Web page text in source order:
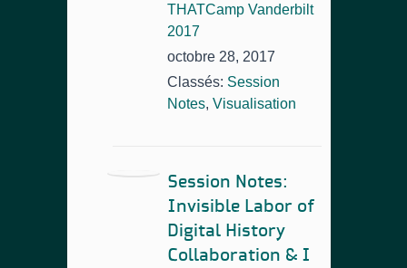
THATCamp Vanderbilt
2017
octobre 28, 2017
Classés: Session
Notes, Visualisation
Session Notes:
Invisible Labor of
Digital History
Collaboration & I